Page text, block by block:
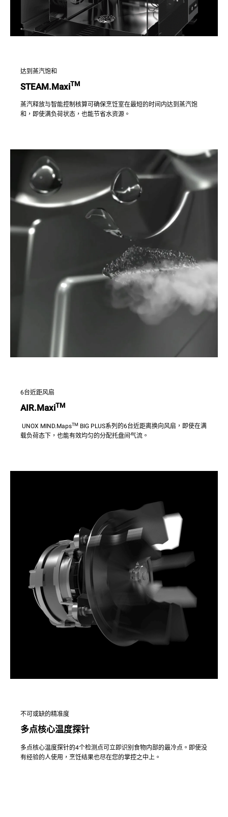
达到蒸汽饱和
STEAM.MaxiTM
蒸汽释放与智能控制核算可确保烹饪室在最短的时间内达到蒸汽饱
和，即使满负荷状态，也能节省水资源。
6台近距风扇
AIR.MaxiTM
UNOX MIND.MapsTM BIG PLUS系列的6台近距离换向风扇，即使在满
载负荷态下，也能有效均匀的分配托盘间气流。
不可或缺的精准度
多点核心温度探针
多点核心温度探针的4个检测点可立即识别食物内部的最冷点。即使没
有经验的人使用，烹饪结果也尽在您的掌控之中上。